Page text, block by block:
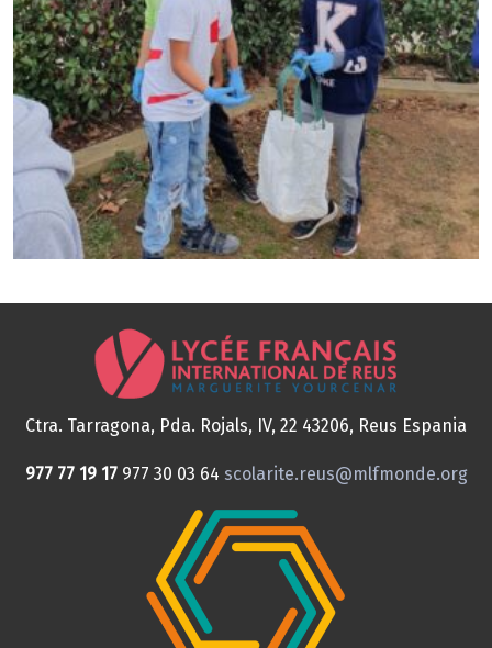
Ctra. Tarragona, Pda. Rojals, IV, 22 43206, Reus Espania
977 77 19 17 977 30 03 64 scolarite.reus@mlfmonde.org